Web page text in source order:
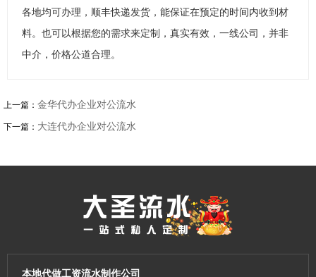
各地均可办理，顺丰快递发货，能保证在预定的时间内收到材
料。也可以根据您的需求来定制，真实有效，一线公司，并非
中介，价格公道合理。
上一篇： 金华代办企业对公流水
下一篇： 大连代办企业对公流水
本地代做工资流水制作公司